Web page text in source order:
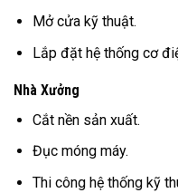
Mở cửa kỹ thuật.
Lắp đặt hệ thống cơ
Nhà Xưởng
Cắt nền sản xuất.
Đục móng máy.
Thi công hệ thống kỹ